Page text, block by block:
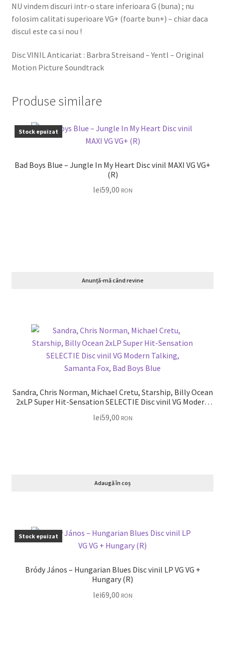
NU vindem discuri intr-o stare inferioara G (buna) ; nu
folosim calitati superioare VG+ (foarte bun+) – chiar daca
discul este ca si nou !
Disc VINIL Anticariat : Barbra Streisand – Yentl – Original
Motion Picture Soundtrack
Produse similare
Stock epuizat
Bad Boys Blue – Jungle In My Heart Disc vinil MAXI VG VG+
(R)
lei59,00 RON
Anunță-mă când revine
Sandra, Chris Norman, Michael Cretu, Starship, Billy Ocean
2xLP Super Hit-Sensation SELECTIE Disc vinil VG Modern
lei59,00 RON
Adaugă în coș
Stock epuizat
Bródy János – Hungarian Blues Disc vinil LP VG VG +
Hungary (R)
lei69,00 RON